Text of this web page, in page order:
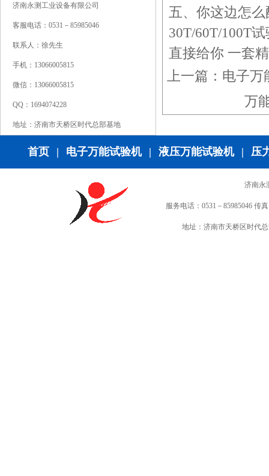
济南永测工业设备有限公司
客服电话：0531－85985046
联系人：徐先生
手机：13066005815
微信：13066005815
QQ：1694074228
地址：济南市天桥区时代总部基地
五、你这边怎
30T/60T/100T
直接给你 一套
上一篇： 电子万
万
首页 | 电子万能试验机 | 液压万能试验机 | 压
济南永
服务电话：0531－85985046 传
地址：济南市天桥区时代